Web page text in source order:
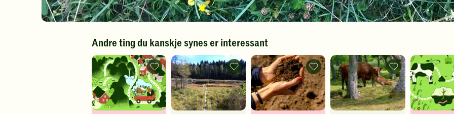
Andre ting du kanskje synes er interessant
Hva
betyr
bærekraftig
matproduksjon
i
Norge?
Hva
er
et
økosystem?
-
legg
Hva
er
bærekraft?
-
legg
til
Hvordan
påvirker
drøvtyggerne
vårt
biologiske
mangfold?